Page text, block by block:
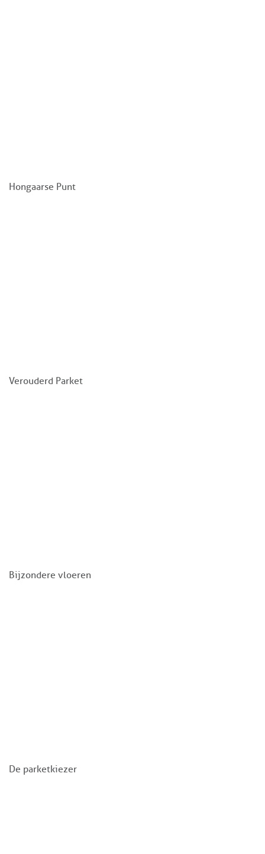
Hongaarse Punt
Verouderd Parket
Bijzondere vloeren
De parketkiezer